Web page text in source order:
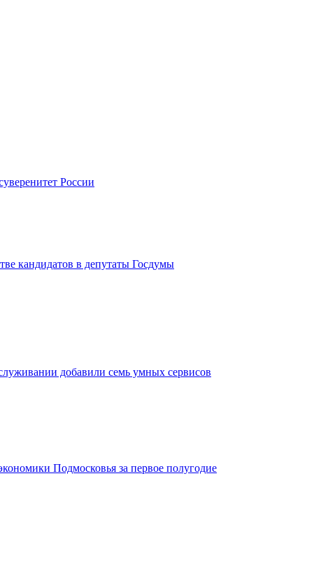
России
кандидатов в депутаты Госдумы
добавили семь умных сервисов
Подмосковья за первое полугодие